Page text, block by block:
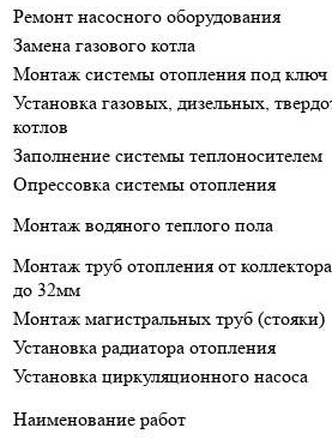
Ремонт насосного оборудования
Замена газового котла
Монтаж системы отопления под ключ
Установка газовых, дизельных,
котлов
Заполнение системы теплоносителем
Опрессовка системы отопления
Монтаж водяного теплого пола
Монтаж труб отопления от
до 32мм
Монтаж магистральных труб (стояки)
Установка радиатора отопления
Установка циркуляционного насоса
Наименование работ